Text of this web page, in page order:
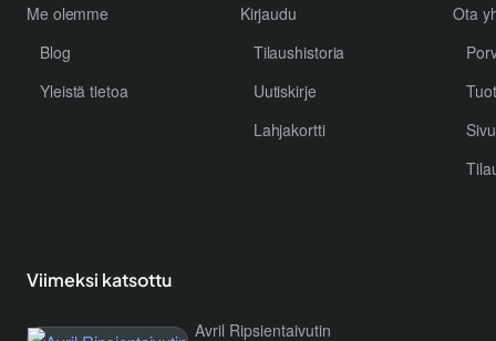
Me olemme
Blog
Yleistä tietoa
Kirjaudu
Tilaushistoria
Uutiskirje
Lahjakortti
Ota
Viimeksi katsottu
Avril Ripsientaivutin